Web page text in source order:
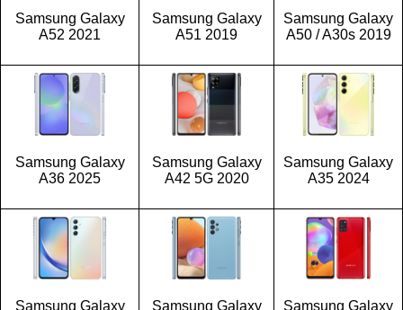
Samsung Galaxy
A52 2021
Samsung Galaxy
A51 2019
Samsung Galaxy
A50 / A30s 2019
Samsung Galaxy
A36 2025
Samsung Galaxy
A42 5G 2020
Samsung Galaxy
A35 2024
Samsung Galaxy
Samsung Galaxy
Samsung Galaxy